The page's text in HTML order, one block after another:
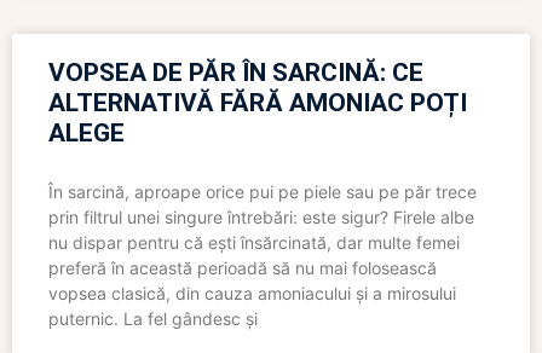
VOPSEA DE PĂR ÎN SARCINĂ: CE
ALTERNATIVĂ FĂRĂ AMONIAC POȚI
ALEGE
În sarcină, aproape orice pui pe piele sau pe păr trece
prin filtrul unei singure întrebări: este sigur? Firele albe
nu dispar pentru că ești însărcinată, dar multe femei
preferă în această perioadă să nu mai folosească
vopsea clasică, din cauza amoniacului și a mirosului
puternic. La fel gândesc și